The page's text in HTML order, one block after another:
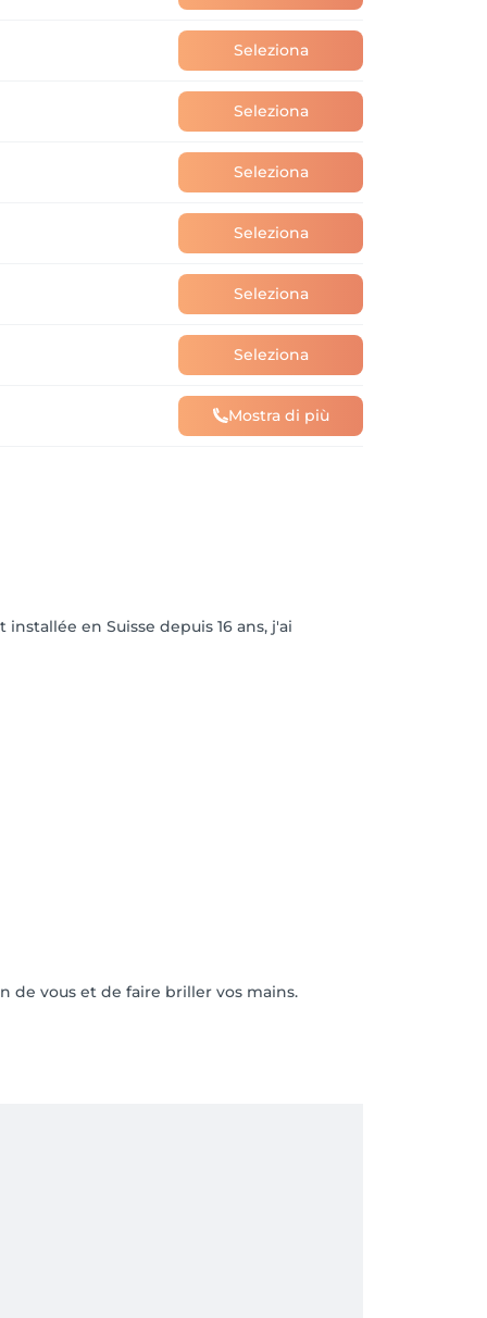
Seleziona
Seleziona
Seleziona
Seleziona
Seleziona
Seleziona
Mostra di più
en Suisse depuis 16 ans, j'ai
de vous et de faire briller vos mains.